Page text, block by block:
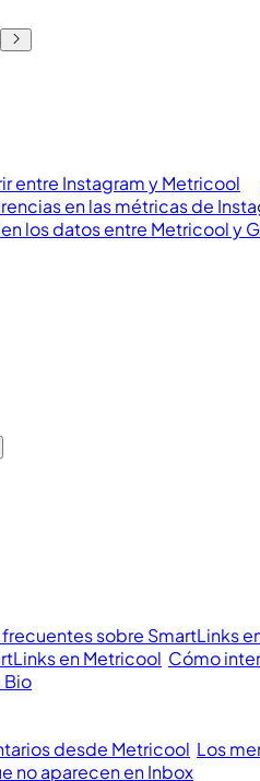
entre Instagram y Metricool
en las métricas de
los datos entre Metricool y
sobre SmartLinks
en Metricool Cómo
Bio
desde Metricool Los
no aparecen en Inbox